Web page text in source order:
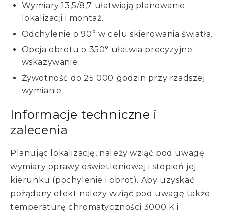
Wymiary 13,5/8,7 ułatwiają planowanie
lokalizacji i montaż.
Odchylenie o 90° w celu skierowania światła.
Opcja obrotu o 350° ułatwia precyzyjne
wskazywanie.
Żywotność do 25 000 godzin przy rzadszej
wymianie.
Informacje techniczne i
zalecenia
Planując lokalizację, należy wziąć pod uwagę
wymiary oprawy oświetleniowej i stopień jej
kierunku (pochylenie i obrot). Aby uzyskać
pożądany efekt należy wziąć pod uwagę także
temperaturę chromatyczności 3000 K i